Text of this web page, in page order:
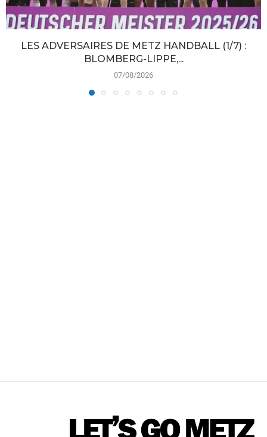
LES ADVERSAIRES DE METZ HANDBALL (1/7) :
BLOMBERG-LIPPE,...
07/08/2026